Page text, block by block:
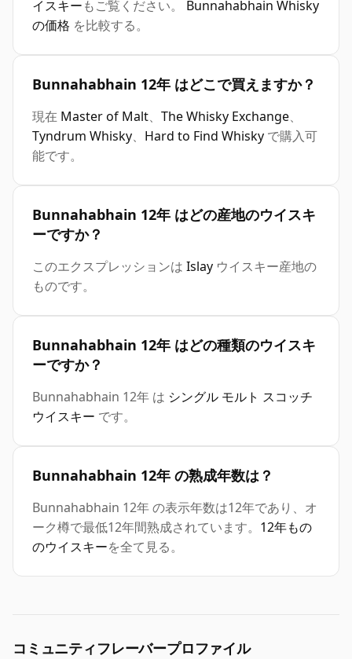
イスキーもご覧ください。 Bunnahabhain Whisky
の価格 を比較する。
Bunnahabhain 12年 はどこで買えますか？
現在 Master of Malt、 The Whisky Exchange、
Tyndrum Whisky、 Hard to Find Whisky で購入可
能です。
Bunnahabhain 12年 はどの産地のウイスキ
ーですか？
このエクスプレッションは Islay ウイスキー産地の
ものです。
Bunnahabhain 12年 はどの種類のウイスキ
ーですか？
Bunnahabhain 12年 は シングル モルト スコッチ
ウイスキー です。
Bunnahabhain 12年 の熟成年数は？
Bunnahabhain 12年 の表示年数は12年であり、オ
ーク樽で最低12年間熟成されています。 12年もの
のウイスキーを全て見る。
コミュニティフレーバープロファイル